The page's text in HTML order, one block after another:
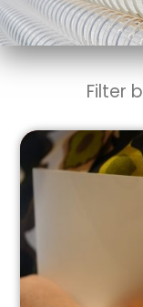
Filter